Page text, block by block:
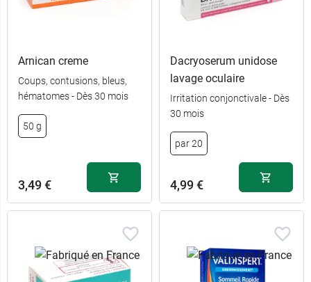
2,39 €
60 ml 1,99 €
20 g
45 g
80 g 2,99 €
Arnican creme
Coups, contusions, bleus,
hématomes - Dès 30 mois
50 g
3,49 €
Dacryoserum unidose
lavage oculaire
Irritation conjonctivale - Dès
30 mois
par 20
4,99 €